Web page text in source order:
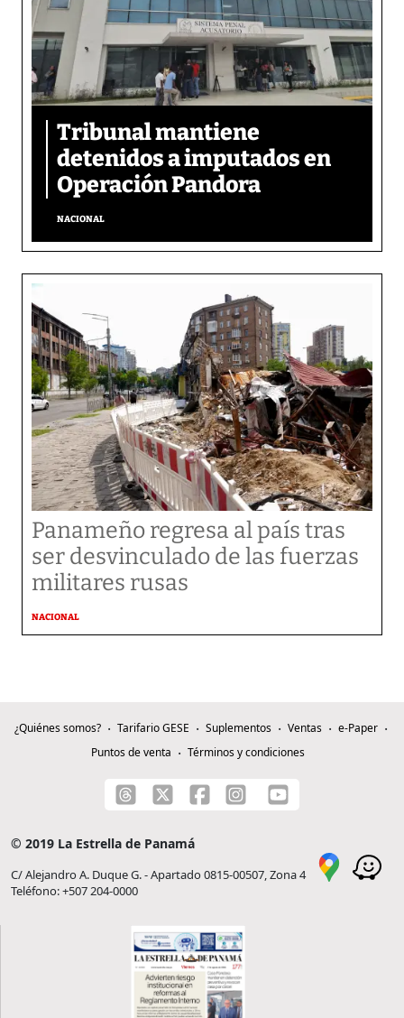
Tribunal mantiene
detenidos a imputados en
Operación Pandora
NACIONAL
Panameño regresa al país tras
ser desvinculado de las fuerzas
militares rusas
NACIONAL
¿Quiénes somos? Tarifario GESE Suplementos Ventas
e-Paper
Puntos de venta
Términos y condiciones
© 2019 La Estrella de Panamá
C/ Alejandro A. Duque G. - Apartado 0815-00507, Zona 4
Teléfono: +507 204-0000